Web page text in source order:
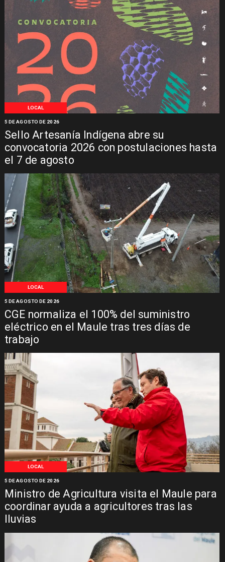
LOCAL
Sello Artesanía Indígena abre su
convocatoria 2026 con postulaciones hasta
el 7 de agosto
5 DE AGOSTO DE 2026
LOCAL
CGE normaliza el 100% del suministro
eléctrico en el Maule tras tres días de
trabajo
5 DE AGOSTO DE 2026
LOCAL
Ministro de Agricultura visita el Maule para
coordinar ayuda a agricultores tras las
lluvias
5 DE AGOSTO DE 2026